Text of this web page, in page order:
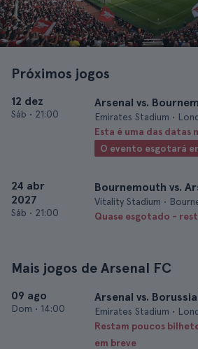
Próximos jogos
12 dez
Sáb • 21:00
Arsenal vs.
Emirates Stadium •
Esta é uma das datas
O evento esgotará
24 abr
2027
Sáb • 21:00
Bournemouth vs.
Vitality Stadium •
Quase esgotado -
Mais jogos de Arsenal FC
09 ago
Dom • 14:00
Arsenal vs.
Emirates Stadium •
Restam poucos
em breve